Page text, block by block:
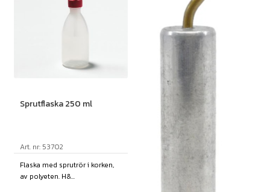
Sprutflaska 250 ml
Art. nr: 53702
Flaska med sprutrör i korken,
av polyeten. H&...